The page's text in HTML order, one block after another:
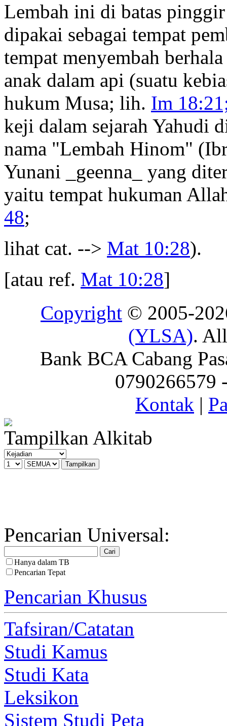
Lembah ini di batas
dipakai sebagai tempat
tempat menyembah
anak dalam api (suatu
hukum Musa; lih. Im
keji dalam sejarah Yahudi
nama "Lembah Hinom"
Yunani _geenna_ yang
yaitu tempat hukuman
48;
lihat cat. --> Mat 10:28).
[atau ref. Mat 10:28]
Copyright © 2005-
(YLSA).
Bank BCA Cabang
0790266579
Kontak |
Tampilkan Alkitab
Pencarian Universal:
Hanya dalam TB
Pencarian Tepat
Pencarian Khusus
Tafsiran/Catatan
Studi Kamus
Studi Kata
Leksikon
Sistem Studi Peta